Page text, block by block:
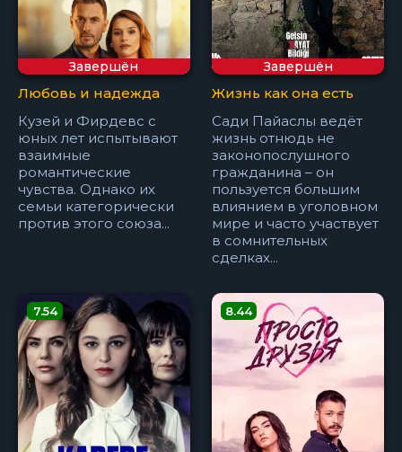
Завершён
Любовь и надежда
Кузей и Фирдевс с
юных лет испытывают
взаимные
романтические
чувства. Однако их
семьи категорически
против этого союза...
Завершён
Жизнь как она есть
Сади Пайаслы ведёт
жизнь отнюдь не
законопослушного
гражданина – он
пользуется большим
влиянием в уголовном
мире и часто участвует
в сомнительных
сделках...
7.54 8.44